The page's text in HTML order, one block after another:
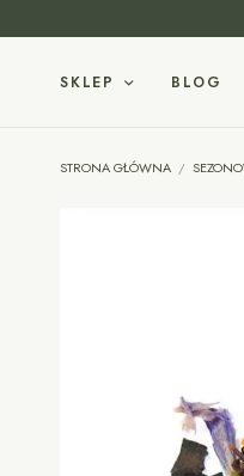
SKLEP BLOG
STRONA GŁÓWNA /